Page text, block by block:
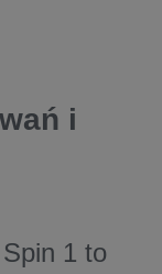
i
1 to